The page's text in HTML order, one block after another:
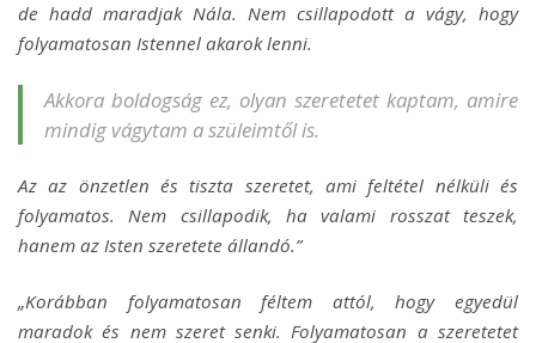
de hadd maradjak Nála. Nem csillapodott a vágy, hogy
folyamatosan Istennel akarok lenni.
Akkora boldogság ez, olyan szeretetet kaptam, amire
mindig vágytam a szüleimtől is.
Az az önzetlen és tiszta szeretet, ami feltétel nélküli és
folyamatos. Nem csillapodik, ha valami rosszat teszek,
hanem az Isten szeretete állandó.”
„Korábban folyamatosan féltem attól, hogy egyedül
maradok és nem szeret senki. Folyamatosan a szeretetet